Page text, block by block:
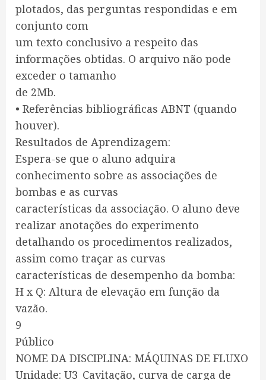
plotados, das perguntas respondidas e em
conjunto com
um texto conclusivo a respeito das
informações obtidas. O arquivo não pode
exceder o tamanho
de 2Mb.
• Referências bibliográficas ABNT (quando
houver).
Resultados de Aprendizagem:
Espera-se que o aluno adquira
conhecimento sobre as associações de
bombas e as curvas
características da associação. O aluno deve
realizar anotações do experimento
detalhando os procedimentos realizados,
assim como traçar as curvas
características de desempenho da bomba:
H x Q: Altura de elevação em função da
vazão.
9
Público
NOME DA DISCIPLINA: MÁQUINAS DE FLUXO
Unidade: U3_Cavitação, curva de carga de